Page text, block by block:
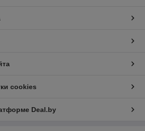
cookies
Deal.by